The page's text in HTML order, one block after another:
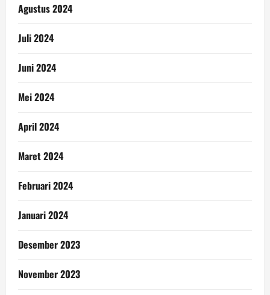
Agustus 2024
Juli 2024
Juni 2024
Mei 2024
April 2024
Maret 2024
Februari 2024
Januari 2024
Desember 2023
November 2023